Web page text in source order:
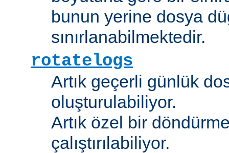
bunun yerine dosya
sınırlanabilmektedir.
rotatelogs
Artık geçerli günlük
oluşturulabiliyor.
Artık özel bir
çalıştırılabiliyor.